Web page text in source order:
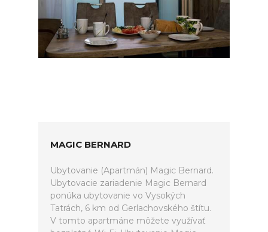
MAGIC BERNARD
Ubytovanie (Apartmán) Magic Bernard.
Ubytovacie zariadenie Magic Bernard
ponúka ubytovanie vo Vysokých
Tatrách, 6 km od Gerlachovského štítu.
V tomto apartmáne môžete využívať